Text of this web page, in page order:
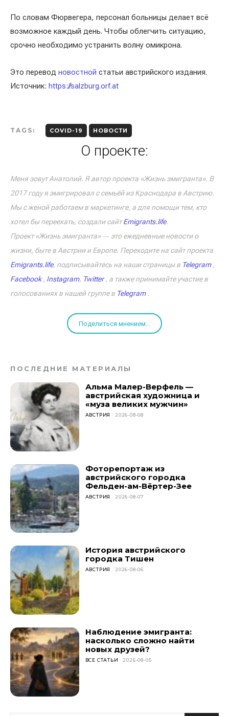
По словам Фюрвегера, персонал больницы делает всё
возможное каждый день. Чтобы облегчить ситуацию,
срочно необходимо устранить волну омикрона.
Это перевод новостной статьи австрийского издания.
Источник: https://salzburg.orf.at
TAGS: COVID-19 НОВОСТИ
О проекте:
Меня зовут Анатолий. Я автор проекта «Жизнь эмигранта». В
2017 году я эмигрировал с семьёй из Краснодара в Австрию.
Мы с женой работаем в маркетинге, а для помощи тем, кто
хотел бы переехать, создали сайтEmigrants.life.
Проект «Жизнь эмигранта» ― это ежедневные новости о
жизни, быте в Австрии и Европе. Переходите на сайт проекта
Emigrants.life, подписывайтесь на наши страницы в Telegram,
Facebook, Instagram, Twitter, а также принимайте участие в
голосованиях в нашей группе в Telegram.
Поделиться мнением...
ПОСЛЕДНИЕ МАТЕРИАЛЫ
Альма Малер-Верфель —
австрийская художница и
«муза великих мужчин»
АВСТРИЯ 2026-08-08
Фоторепортаж из
австрийского городка
Фельден-ам-Вёртер-Зее
АВСТРИЯ 2026-08-07
История австрийского
городка Тишен
АВСТРИЯ 2026-08-06
Наблюдение эмигранта:
насколько сложно найти
новых друзей?
ВСЕ СТАТЬИ 2026-08-05